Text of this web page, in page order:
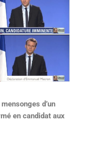
d’un
en candidat aux